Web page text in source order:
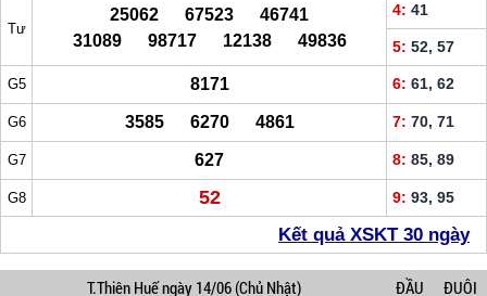
Tư
25062 67523 46741
31089 98717 12138 49836
4: 41
5: 52, 57
G5 8171 6: 61, 62
G6 3585 6270 4861 7: 70, 71
G7 627 8: 85, 89
G8 52 9: 93, 95
Kết quả XSKT 30 ngày
T.Thiên Huếngày 14/06(Chủ Nhật) ĐẦU ĐUÔI